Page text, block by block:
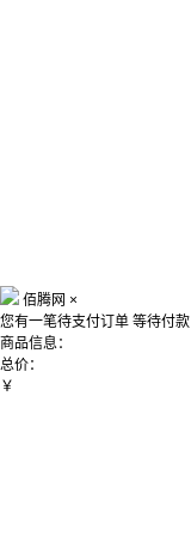
佰腾网 ×
您有一笔待支付订单 等待付款
商品信息：
总价：
￥